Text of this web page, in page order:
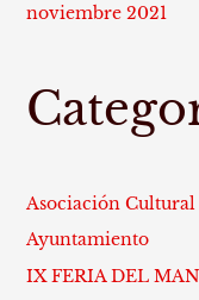
noviembre 2021
Asociación
Ayuntamiento
IX FERIA DEL